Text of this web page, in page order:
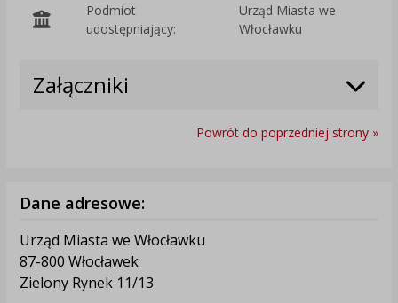
Podmiot
udostępniający:
Urząd Miasta we
Włocławku
Załączniki
Powrót do poprzedniej strony »
Dane adresowe:
Urząd Miasta we Włocławku
87-800 Włocławek
Zielony Rynek 11/13